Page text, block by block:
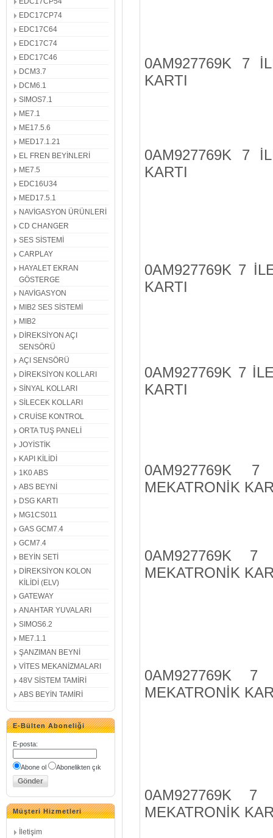
EDC17CP74
EDC17C64
EDC17C74
EDC17C46
DCM3.7
DCM6.1
SIMOS7.1
ME7.1
ME17.5.6
MED17.1.21
EL FREN BEYİNLERİ
ME7.5
EDC16U34
MED17.5.1
NAVİGASYON ÜRÜNLERİ
CD CHANGER
SES SİSTEMİ
CARPLAY
HAYALET EKRAN
GÖSTERGE
NAVİGASYON
MIB2 SES SİSTEMİ
MIB2
DİREKSİYON AÇI
SENSÖRÜ
AÇI SENSÖRÜ
DİREKSİYON KOLLARI
SİNYAL KOLLARI
SİLECEK KOLLARI
CRUİSE KONTROL
ORTA TUŞ PANELİ
JOYİSTİK
KAPI KİLİDİ
1K0 ABS
ABS BEYNİ
DSG KARTI
MG1CS011
GAS GCM7.4
GCM7.4
BEYİN SETİ
DİREKSİYON KOLON
KİLİDİ (ELV)
GATEWAY
ANAHTAR YUVALARI
SIMOS6.2
ME7.1.1
ŞANZIMAN BEYNİ
VİTES MEKANİZMALARI
48V SİSTEM TAMİRİ
ABS BEYİN TAMİRİ
E-Bülten Aboneliği
E-posta:
Abone ol Abonelikten çık
Müşteri Hizmetleri
İletişim
0AM927769K 7
KARTI
0AM927769K 7
KARTI
0AM927769K 7
KARTI
0AM927769K 7
KARTI
0AM927769K
MEKATRONİK
0AM927769K
MEKATRONİK
0AM927769K
MEKATRONİK
0AM927769K
MEKATRONİK